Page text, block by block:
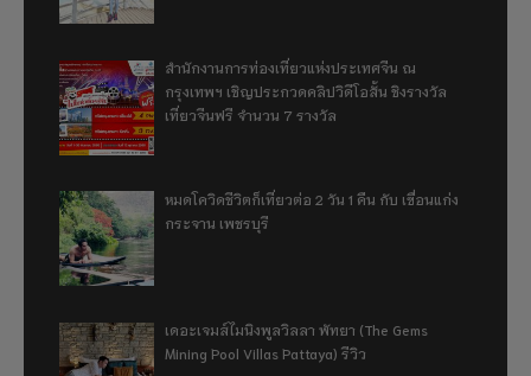
สำนักงานการท่องเที่ยวแห่งประเทศจีน ณ
กรุงเทพฯ เชิญประกวดคลิปวิดีโอสั้น ชิงรางวัล
เที่ยวจีนฟรี จำนวน 7 รางวัล
หมดโควิดชีวิตก็เที่ยวต่อ 2 วัน 1 คืน กับ เขื่อนแก่ง
กระจาน เพชรบุรี
เดอะเจมส์ไมนิงพูลวิลลา พัทยา (The Gems
Mining Pool Villas Pattaya) รีวิว